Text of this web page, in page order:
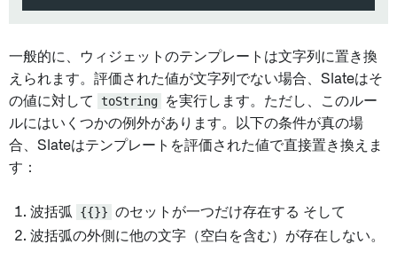
一般的に、ウィジェットのテンプレートは文字列に置き換
えられます。評価された値が文字列でない場合、Slateはそ
の値に対して
toString
を実行します。ただし、このルー
ルにはいくつかの例外があります。以下の条件が真の場
合、Slateはテンプレートを評価された値で直接置き換えま
す：
波括弧 {{}} のセットが一つだけ存在する そして
波括弧の外側に他の文字（空白を含む）が存在しない。